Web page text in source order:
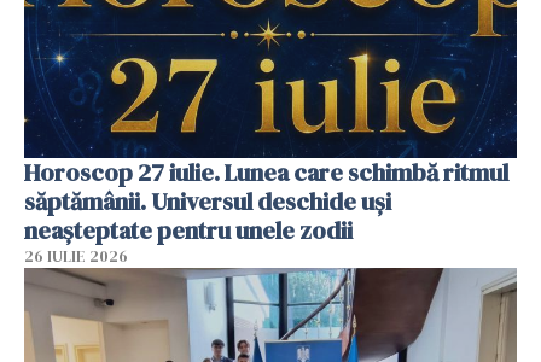
Horoscop 27 iulie. Lunea care schimbă ritmul
săptămânii. Universul deschide uși
neașteptate pentru unele zodii
26 IULIE 2026